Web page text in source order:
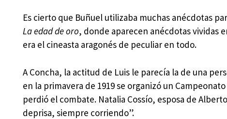
Es cierto que Buñuel utilizaba muchas anécdotas
La edad de oro, donde aparecen anécdotas vividas
era el cineasta aragonés de peculiar en todo.
A Concha, la actitud de Luis le parecía la de una
en la primavera de 1919 se organizó un
perdió el combate. Natalia Cossío, esposa de
deprisa, siempre corriendo”.